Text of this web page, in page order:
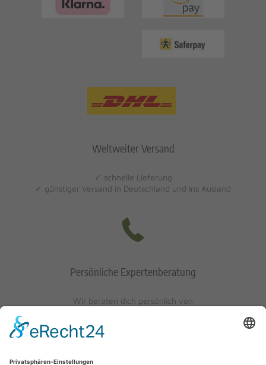
Weltweiter Versand
✓ schnelle Lieferung
✓ günstiger Versand in Deutschland und ins Ausland
Persönliche Expertenberatung
Wir beraten dich persönlich von
0621/405401-10